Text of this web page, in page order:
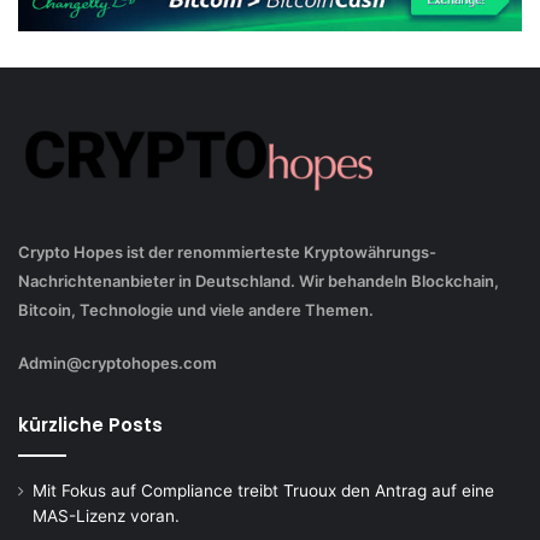
Crypto Hopes ist der renommierteste Kryptowährungs-
Nachrichtenanbieter in Deutschland. Wir behandeln Blockchain,
Bitcoin, Technologie und viele andere Themen.
Admin@cryptohopes.com
kürzliche Posts
Mit Fokus auf Compliance treibt Truoux den Antrag auf eine
MAS-Lizenz voran.